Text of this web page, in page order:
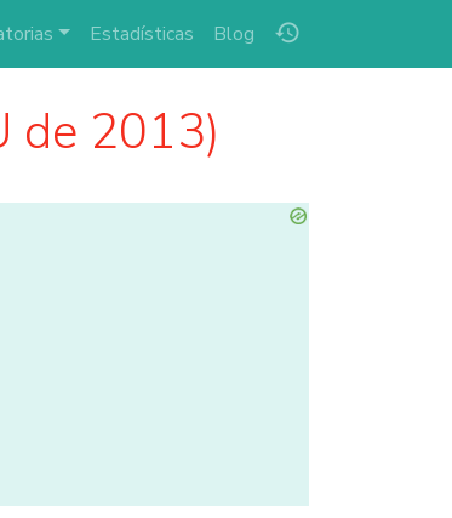
history
Estadísticas Blog
de 2013)